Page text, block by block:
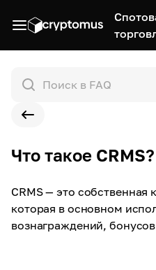
Что такое CRMS?
CRMS — это
которая в основном
вознаграждений,